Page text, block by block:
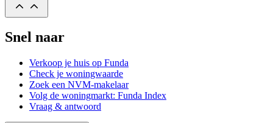
Snel naar
Verkoop je huis op Funda
Check je woningwaarde
Zoek een NVM-makelaar
Volg de woningmarkt: Funda Index
Vraag & antwoord